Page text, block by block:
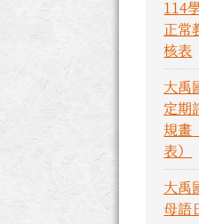
114
正常
核表
大禹
定期
規畫
表）
大禹
母語